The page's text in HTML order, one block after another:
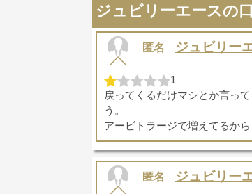
ジュビリーエースの
匿名 ジュビリー
1
戻ってくるだけマシとか言っ
う。
アービトラージで増えてるか
匿名 ジュビリー